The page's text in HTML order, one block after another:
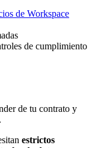
de Workspace
de cumplimiento
de tu contrato y
estrictos